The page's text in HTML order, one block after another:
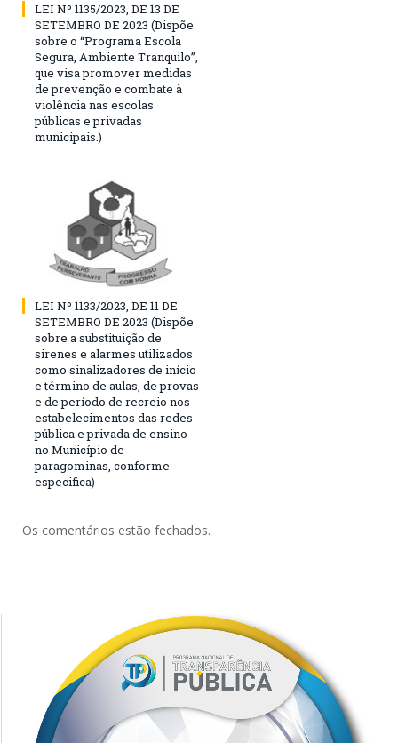
LEI Nº 1135/2023, DE 13 DE
SETEMBRO DE 2023 (Dispõe
sobre o “Programa Escola
Segura, Ambiente Tranquilo”,
que visa promover medidas
de prevenção e combate à
violência nas escolas
públicas e privadas
municipais.)
LEI Nº 1133/2023, DE 11 DE
SETEMBRO DE 2023 (Dispõe
sobre a substituição de
sirenes e alarmes utilizados
como sinalizadores de início
e término de aulas, de provas
e de período de recreio nos
estabelecimentos das redes
pública e privada de ensino
no Município de
paragominas, conforme
especifica)
Os comentários estão fechados.